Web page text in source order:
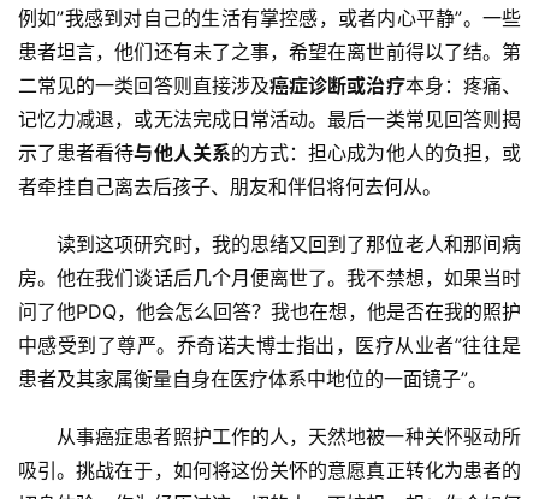
例如”我感到对自己的生活有掌控感，或者内心平静”。一些
患者坦言，他们还有未了之事，希望在离世前得以了结。第
二常见的一类回答则直接涉及癌症诊断或治疗本身：疼痛、
记忆力减退，或无法完成日常活动。最后一类常见回答则揭
示了患者看待与他人关系的方式：担心成为他人的负担，或
者牵挂自己离去后孩子、朋友和伴侣将何去何从。
读到这项研究时，我的思绪又回到了那位老人和那间病
房。他在我们谈话后几个月便离世了。我不禁想，如果当时
问了他PDQ，他会怎么回答？我也在想，他是否在我的照护
中感受到了尊严。乔奇诺夫博士指出，医疗从业者”往往是
患者及其家属衡量自身在医疗体系中地位的一面镜子”。
从事癌症患者照护工作的人，天然地被一种关怀驱动所
吸引。挑战在于，如何将这份关怀的意愿真正转化为患者的